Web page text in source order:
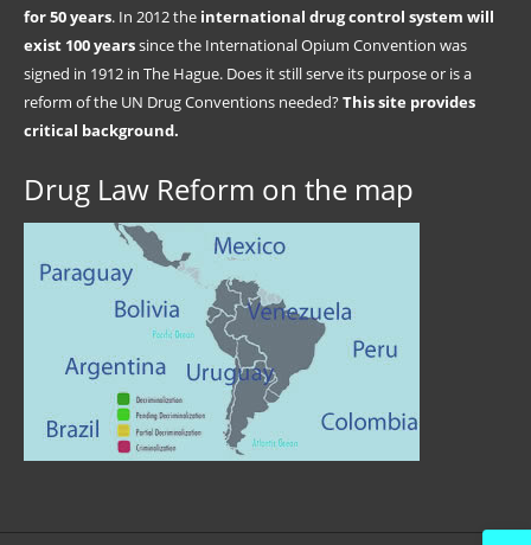
for 50 years. In 2012 the international drug control system will
exist 100 yearssince the International Opium Convention was
signed in 1912 in The Hague. Does it still serve its purpose or is a
reform of the UN Drug Conventions needed?This site provides
critical background.
Drug Law Reform on the map